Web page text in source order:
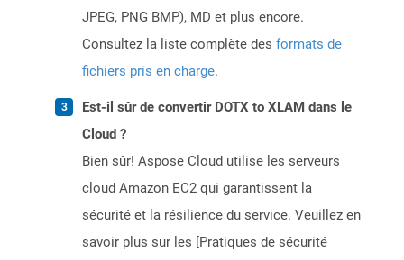
JPEG, PNG BMP), MD et plus encore.
Consultez la liste complète des formats de
fichiers pris en charge.
Est-il sûr de convertir DOTX to XLAM dans le
Cloud ?
Bien sûr! Aspose Cloud utilise les serveurs
cloud Amazon EC2 qui garantissent la
sécurité et la résilience du service. Veuillez en
savoir plus sur les [Pratiques de sécurité